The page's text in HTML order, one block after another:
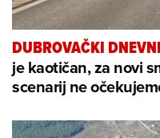
DUBROVAČKI
je kaotičan, za novi
scenarij ne